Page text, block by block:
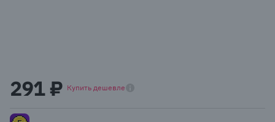
of
1
291 ₽ Купить дешевле